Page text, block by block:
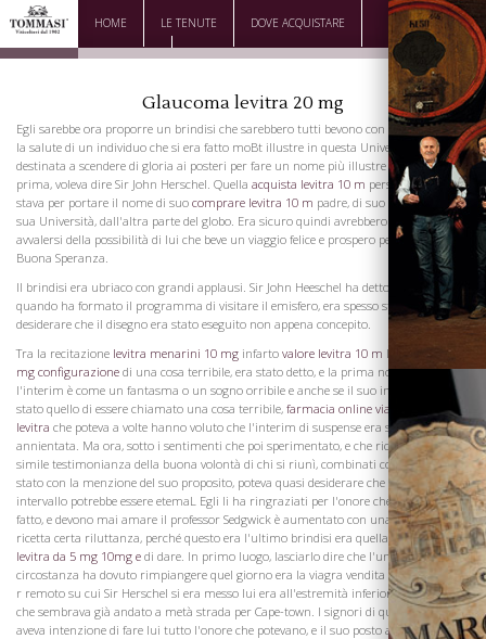
HOME LE TENUTE DOVE ACQUISTARE
DOWNLOAD CONTATTI
Glaucoma levitra 20 mg
Egli sarebbe ora proporre un brindisi che sarebbero tutti bevono con piacere è stata
la salute di un individuo che si era fatto moBt illustre in questa Università di quella
destinata a scendere di gloria ai posteri per fare un nome più illustre che era illustre
prima, voleva dire Sir John Herschel. Quella acquista levitra 10 m persona illustre
stava per portare il nome di suo comprare levitra 10 m padre, di suo Paese, della
sua Università, dall'altra parte del globo. Era sicuro quindi avrebbero volentieri
avvalersi della possibilità di lui che beve un viaggio felice e prospero per il Capo di
Buona Speranza.
Il brindisi era ubriaco con grandi applausi. Sir John Heeschel ha detto, che da
quando ha formato il programma di visitare il emisfero, era spesso stato portato a
desiderare che il disegno era stato eseguito non appena concepito.
Tra la recitazione levitra menarini 10 mg infarto valore levitra 10 m levitra
levitra 5
mg configurazione di una cosa terribile, era stato detto, e la prima nozione, tutto
l'interim è come un fantasma o un sogno orribile e anche se il suo impegno non è
stato quello di essere chiamato una cosa terribile, farmacia online viagra cialis
levitra che poteva a volte hanno voluto che l'interim di suspense era stata
annientata. Ma ora, sotto i sentimenti che poi sperimentato, e che ricevono una
simile testimonianza della buona volontà di chi si riunì, combinati come lo era
stato con la menzione del suo proposito, poteva quasi desiderare che questo
intervallo potrebbe essere etemaL Egli li ha ringraziati per l'onore che gli avevano
fatto, e devono mai amare il professor Sedgwick è aumentato con una levitra senza
ricetta certa riluttanza, perché questo era l'ultimo brindisi era quella sera permesso
levitra da 5 mg 10mg e di dare. In primo luogo, lasciarlo dire che l'unica
circostanza ha dovuto rimpiangere quel giorno era la viagra vendita nelle farmacie
r remoto su cui Sir Herschel si era messo lui era all'estremità inferiore della sala,
che sembrava già andato a metà strada per Cape-town. I signori di quella società
aveva intenzione di fare lui tutto l'onore che potevano, e il suo posto assegnato era
La Famiglia